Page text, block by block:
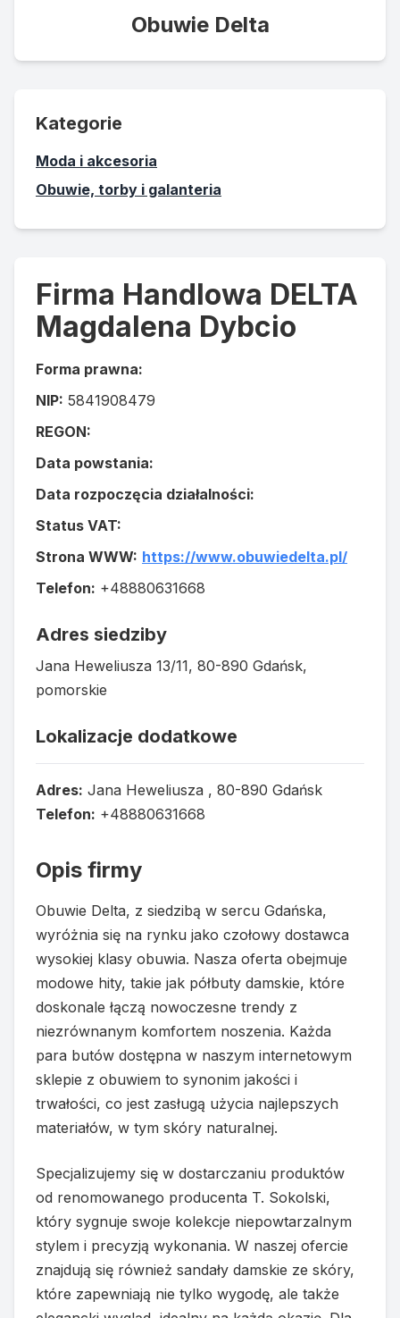
Obuwie Delta
Kategorie
Moda i akcesoria
Obuwie, torby i galanteria
Firma Handlowa DELTA
Magdalena Dybcio
Forma prawna:
NIP: 5841908479
REGON:
Data powstania:
Data rozpoczęcia działalności:
Status VAT:
Strona WWW: https://www.obuwiedelta.pl/
Telefon: +48880631668
Adres siedziby
Jana Heweliusza 13/11, 80-890 Gdańsk,
pomorskie
Lokalizacje dodatkowe
Adres: Jana Heweliusza , 80-890 Gdańsk
Telefon: +48880631668
Opis firmy
Obuwie Delta, z siedzibą w sercu Gdańska,
wyróżnia się na rynku jako czołowy dostawca
wysokiej klasy obuwia. Nasza oferta obejmuje
modowe hity, takie jak półbuty damskie, które
doskonale łączą nowoczesne trendy z
niezrównanym komfortem noszenia. Każda
para butów dostępna w naszym internetowym
sklepie z obuwiem to synonim jakości i
trwałości, co jest zasługą użycia najlepszych
materiałów, w tym skóry naturalnej.
Specjalizujemy się w dostarczaniu produktów
od renomowanego producenta T. Sokolski,
który sygnuje swoje kolekcje niepowtarzalnym
stylem i precyzją wykonania. W naszej ofercie
znajdują się również sandały damskie ze skóry,
które zapewniają nie tylko wygodę, ale także